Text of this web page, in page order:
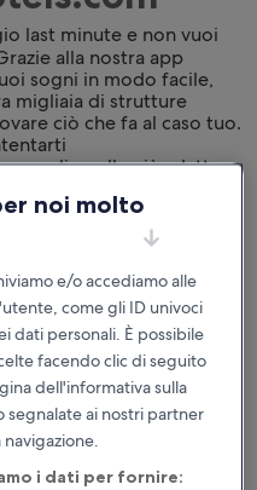
last minute e non vuoi
alla nostra app
sogni in modo facile,
migliaia di strutture
ciò che fa al caso tuo.
scegli quella più adatta a
e Android
noi molto
e/o accediamo alle
come gli ID univoci
dati personali. È possibile
facendo clic di seguito
dell'informativa sulla
segnalate ai nostri partner
i dati per fornire: